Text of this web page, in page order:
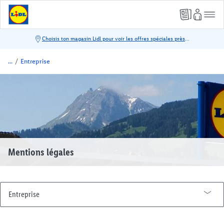
/ Entreprise
Mentions légales
Entreprise